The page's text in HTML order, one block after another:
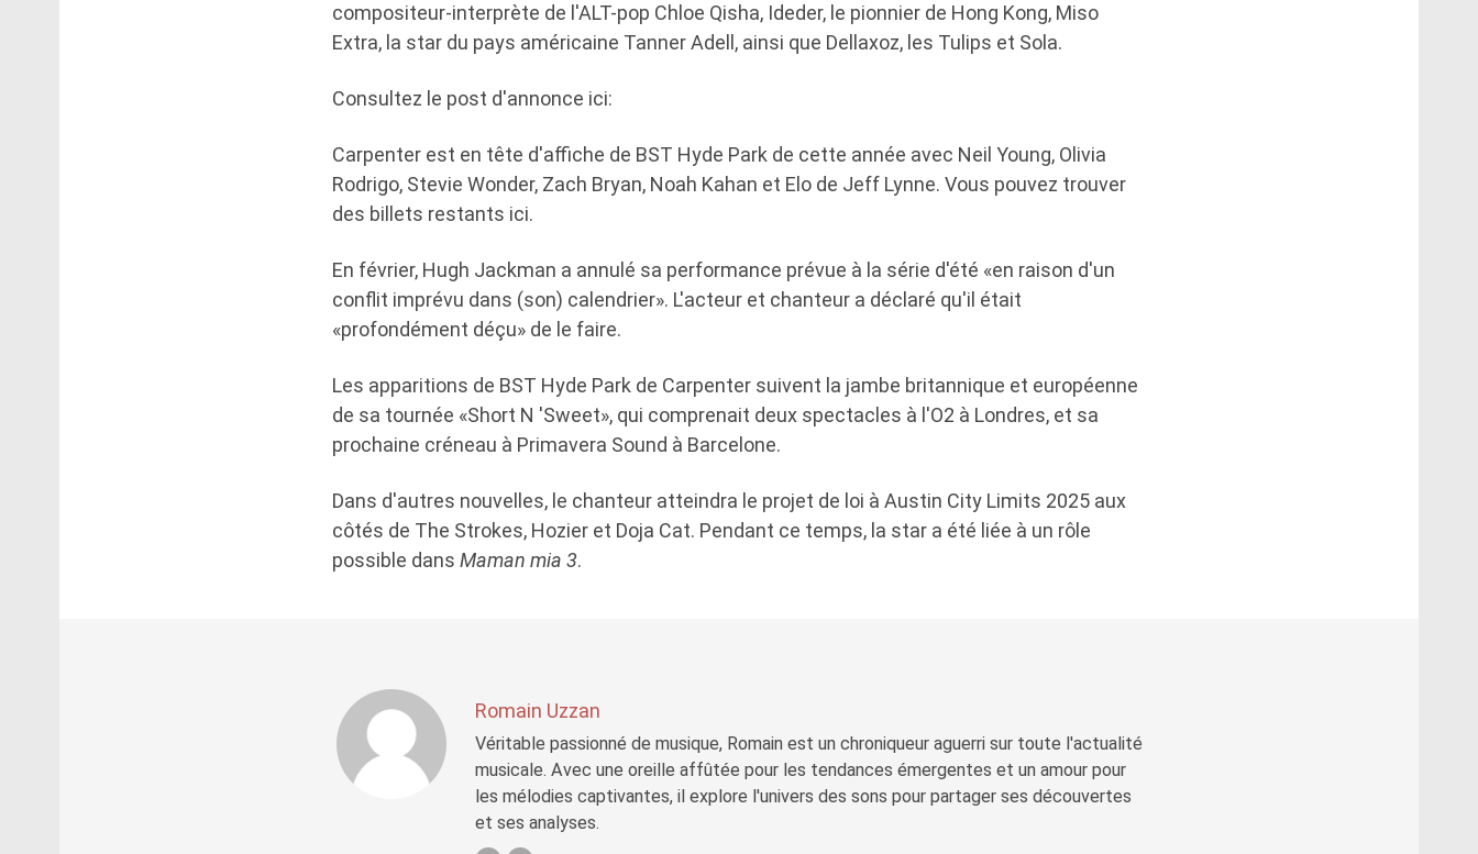
compositeur-interprète de l'ALT-pop Chloe Qisha, Ideder, le pionnier de Hong Kong, Miso
Extra, la star du pays américaine Tanner Adell, ainsi que Dellaxoz, les Tulips et Sola.
Consultez le post d'annonce ici:
Carpenter est en tête d'affiche de BST Hyde Park de cette année avec Neil Young, Olivia
Rodrigo, Stevie Wonder, Zach Bryan, Noah Kahan et Elo de Jeff Lynne. Vous pouvez trouver
des billets restants ici.
En février, Hugh Jackman a annulé sa performance prévue à la série d'été «en raison d'un
conflit imprévu dans (son) calendrier». L'acteur et chanteur a déclaré qu'il était
«profondément déçu» de le faire.
Les apparitions de BST Hyde Park de Carpenter suivent la jambe britannique et européenne
de sa tournée «Short N 'Sweet», qui comprenait deux spectacles à l'O2 à Londres, et sa
prochaine créneau à Primavera Sound à Barcelone.
Dans d'autres nouvelles, le chanteur atteindra le projet de loi à Austin City Limits 2025 aux
côtés de The Strokes, Hozier et Doja Cat. Pendant ce temps, la star a été liée à un rôle
possible dans Maman mia 3.
Romain Uzzan
Véritable passionné de musique, Romain est un chroniqueur aguerri sur toute l'actualité
musicale. Avec une oreille affûtée pour les tendances émergentes et un amour pour
les mélodies captivantes, il explore l'univers des sons pour partager ses découvertes
et ses analyses.